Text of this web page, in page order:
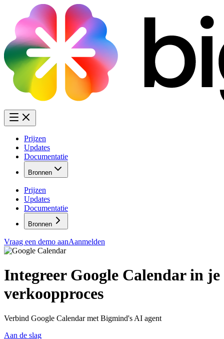
Prijzen
Updates
Documentatie
Bronnen
Prijzen
Updates
Documentatie
Bronnen
Vraag een demo aanAanmelden
Integreer Google Calendar in je
verkoopproces
Verbind Google Calendar met Bigmind's AI agent
Aan de slag